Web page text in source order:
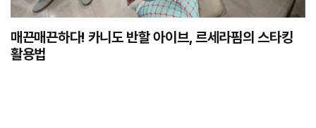
매끈매끈하다! 카니도 반할 아이브, 르세라핌의 스타킹
활용법